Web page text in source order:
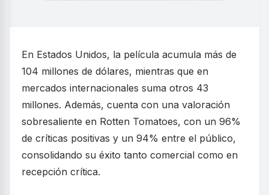
En Estados Unidos, la película acumula más de
104 millones de dólares, mientras que en
mercados internacionales suma otros 43
millones. Además, cuenta con una valoración
sobresaliente en Rotten Tomatoes, con un 96%
de críticas positivas y un 94% entre el público,
consolidando su éxito tanto comercial como en
recepción crítica.